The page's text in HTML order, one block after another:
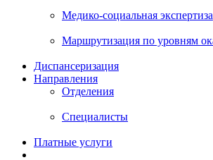
Медико-социальная экспертиза
Маршрутизация по уровням
Диспансеризация
Направления
Отделения
Специалисты
Платные услуги